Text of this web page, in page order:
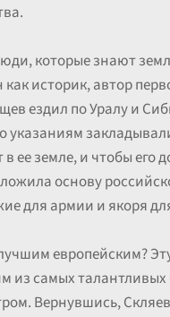
которые знают
историк, автор
ездил по Уралу и
указаниям
земле, и чтобы его
основу
для армии и якоря
европейским?
самых
Вернувшись,